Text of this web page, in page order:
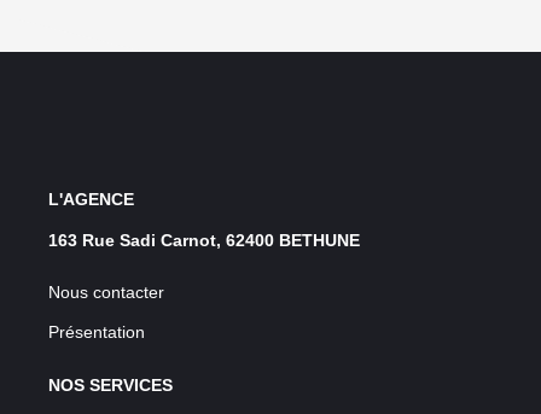
L'AGENCE
163 Rue Sadi Carnot, 62400 BETHUNE
Nous contacter
Présentation
NOS SERVICES